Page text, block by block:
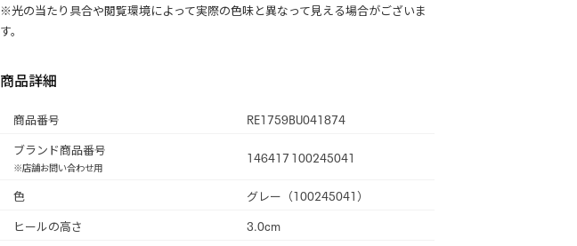
※光の当たり具合や閲覧環境によって実際の色味と異なって見える場合がございま
す。
商品詳細
商品番号
RE1759BU041874
ブランド商品番号
※店舗お問い合わせ用
146417 100245041
色
グレー（100245041）
ヒールの高さ
3.0cm